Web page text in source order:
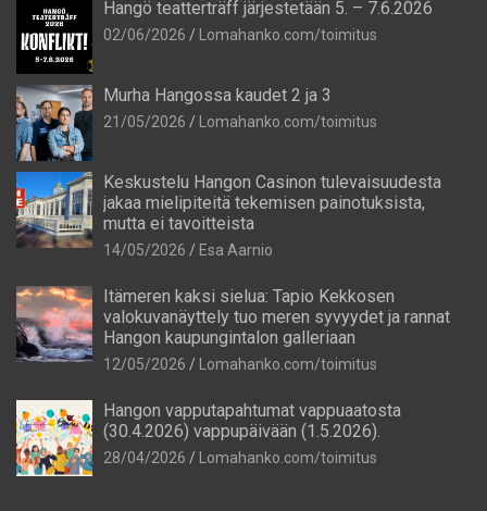
Hangö teatterträff järjestetään 5. – 7.6.2026
02/06/2026 Lomahanko.com/toimitus
Murha Hangossa kaudet 2 ja 3
21/05/2026 Lomahanko.com/toimitus
Keskustelu Hangon Casinon tulevaisuudesta
jakaa mielipiteitä tekemisen painotuksista,
mutta ei tavoitteista
14/05/2026 Esa Aarnio
Itämeren kaksi sielua: Tapio Kekkosen
valokuvanäyttely tuo meren syvyydet ja rannat
Hangon kaupungintalon galleriaan
12/05/2026 Lomahanko.com/toimitus
Hangon vapputapahtumat vappuaatosta
(30.4.2026) vappupäivään (1.5.2026).
28/04/2026 Lomahanko.com/toimitus